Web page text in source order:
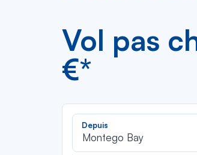
Vol pas
€*
Depuis
Montego Bay